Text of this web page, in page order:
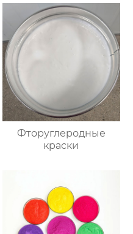
Фторуглеродные
краски